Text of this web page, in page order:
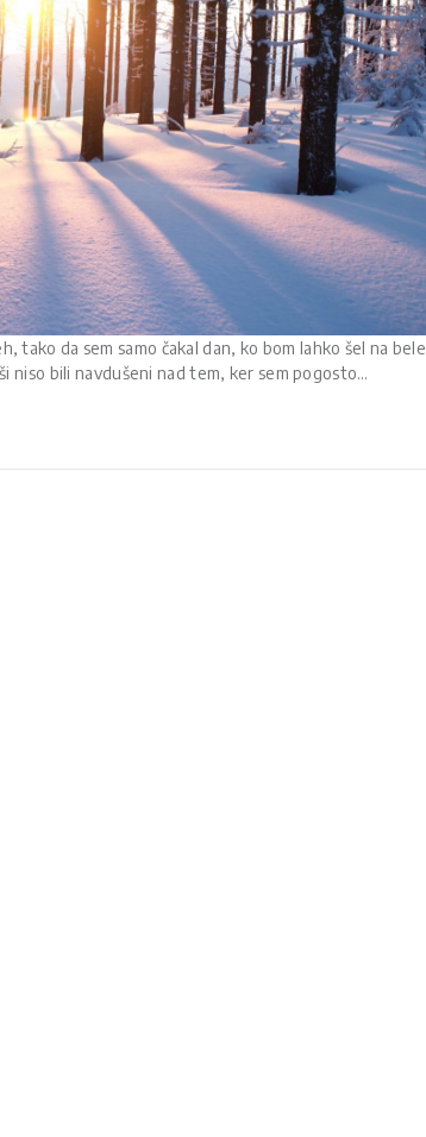
tako da sem samo čakal dan, ko bom lahko šel na bele
niso bili navdušeni nad tem, ker sem pogosto…